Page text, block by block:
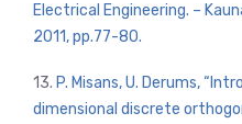
Electrical Engineering. –
2011, pp.77-80.
13. P. Misans, U. Derums,
dimensional discrete